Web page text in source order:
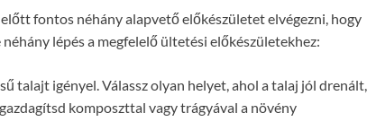
fontos néhány alapvető előkészületet elvégezni, hogy
lépés a megfelelő ültetési előkészületekhez:
talajt igényel. Válassz olyan helyet, ahol a talaj jól drenált,
komposzttal vagy trágyával a növény